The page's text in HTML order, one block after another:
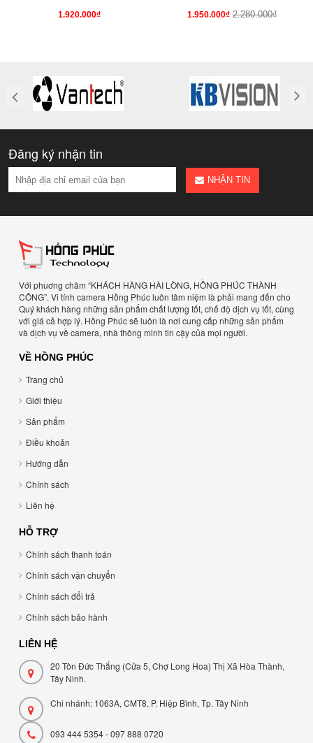
1.920.000₫ 1.950.000₫ 2.280.000₫
Đăng ký nhận tin
NHẬN TIN
Với phuơng châm “KHÁCH HÀNG HÀI LÒNG, HỒNG PHÚC THÀNH
CÔNG”. Vi tính camera Hồng Phúc luôn tâm niệm là phải mang đến cho
Quý khách hàng những sản phẩm chất lượng tốt, chế độ dịch vụ tốt, cùng
với giá cả hợp lý. Hồng Phúc sẽ luôn là nơi cung cấp những sản phẩm
và dịch vụ về camera, nhà thông minh tin cậy của mọi người.
VỀ HỒNG PHÚC
Trang chủ
Giới thiệu
Sản phẩm
Điều khoản
Hướng dẫn
Chính sách
Liên hệ
HỖ TRỢ
Chính sách thanh toán
Chính sách vận chuyển
Chính sách đổi trả
Chính sách bảo hành
LIÊN HỆ
20 Tôn Đức Thắng (Cửa 5, Chợ Long Hoa) Thị Xã Hòa Thành,
Tây Ninh.
Chi nhánh: 1063A, CMT8, P. Hiệp Bình, Tp. Tây Ninh
093 444 5354 - 097 888 0720